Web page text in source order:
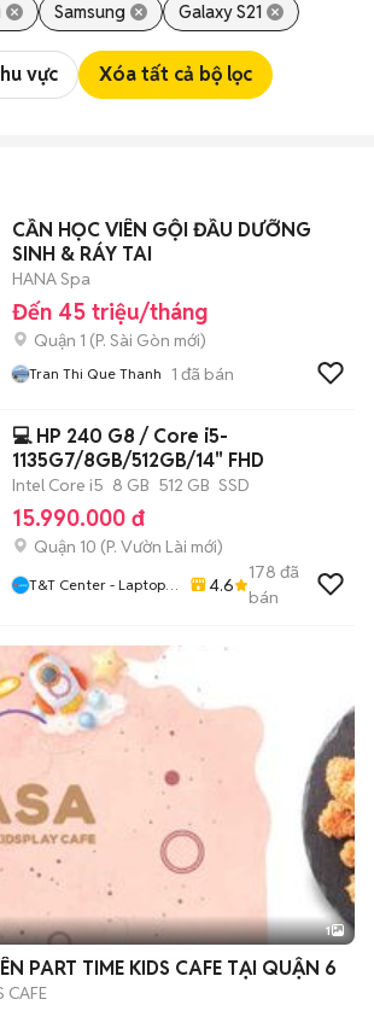
Samsung Galaxy S21
vực Xóa tất cả bộ lọc
CẦN HỌC VIÊN GỘI ĐẦU DƯỠNG
SINH & RÁY TAI
HANA Spa
Đến 45 triệu/tháng
Quận 1 (P. Sài Gòn mới)
Tran Thi Que Thanh 1 đã bán
💻 HP 240 G8 / Core i5-
1135G7/8GB/512GB/14" FHD
Intel Core i5 8 GB 512 GB SSD
15.990.000 đ
Quận 10 (P. Vườn Lài mới)
T&T Center - Laptop,
4.6
178 đã
bán
1
TUYỂN NHÂN VIÊN PART TIME KIDS CAFE TẠI QUẬN 6
CAFE